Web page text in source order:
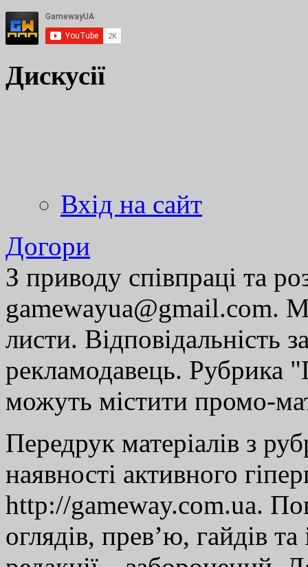
Дискусії
Вхід на сайт
Догори
З приводу співпраці та
gamewayua@gmail.com.
листи. Відповідальність
рекламодавець. Рубрика
можуть містити промо-
Передрук матеріалів з
наявності активного
http://gameway.com.ua.
оглядів, прев’ю, гайдів